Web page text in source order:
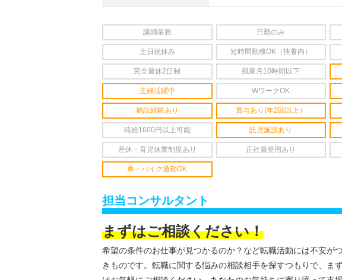
講師業務 日勤のみ
土日祝休み 短時間勤務OK（扶養内）
完全週休2日制 残業月10時間以下
主婦活躍中 WワークOK
施設経験あり 賞与あり(年2回以上）
時給1600円以上可能 託児施設あり
産休・育児休業制度あり 正社員登用あり
車・バイク通勤OK
担当コンサルタント
まずはご相談ください！
希望の条件のお仕事が見つかるのか？など転職活動には不安がつ
きものです。転職に関する悩みの相談相手を探すつもりで、ま